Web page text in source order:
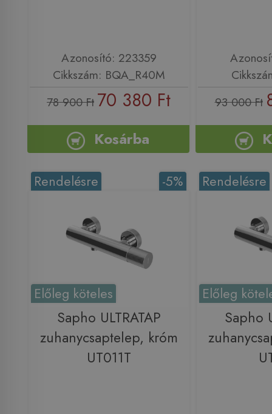
Azonosító: 223359
Cikkszám: BQA_R40M
78 900 Ft 70 380 Ft
Kosárba
93 000 Ft
-5%
Rendelésre
Előleg köteles
Sapho ULTRATAP
zuhanycsaptelep, króm
UT011T
Rendelésre
Előleg
Sapho